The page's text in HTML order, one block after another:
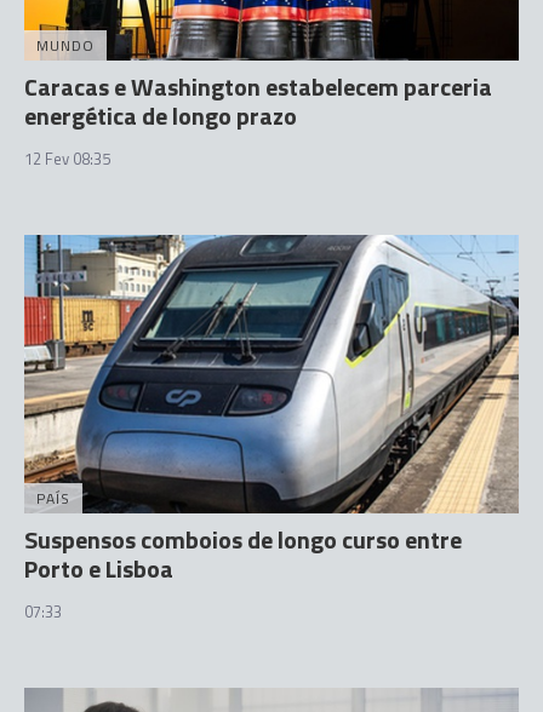
MUNDO
Caracas e Washington estabelecem parceria
energética de longo prazo
12 Fev 08:35
PAÍS
Suspensos comboios de longo curso entre
Porto e Lisboa
07:33